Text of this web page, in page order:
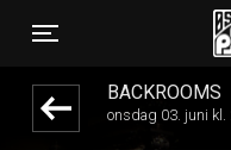
Toggle navigation
BACKROOMS
onsdag 03. juni kl.